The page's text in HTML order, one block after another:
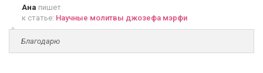
Ана пишет
к статье: Научные молитвы джозефа мэрфи
Благодарю